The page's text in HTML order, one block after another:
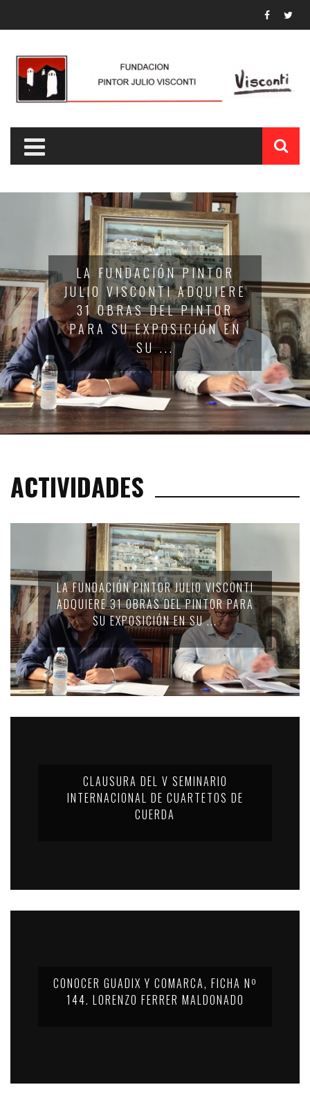
CLAUSURA DEL V
SEMINARIO
INTERNACIONAL DE
CUARTETOS DE
ACTIVIDADES
LA FUNDACIÓN PINTOR JULIO VISCONTI
ADQUIERE 31 OBRAS DEL PINTOR PARA
SU EXPOSICIÓN EN SU ...
CLAUSURA DEL V SEMINARIO
INTERNACIONAL DE CUARTETOS DE
CUERDA
CONOCER GUADIX Y COMARCA, FICHA Nº
144. LORENZO FERRER MALDONADO